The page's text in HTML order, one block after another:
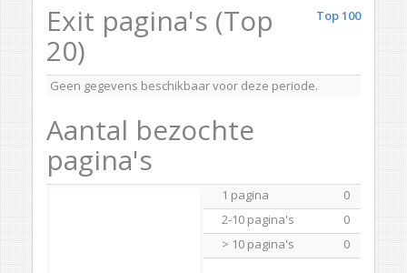
Top 100
Exit pagina's (Top
20)
Geen gegevens beschikbaar voor deze periode.
Aantal bezochte
pagina's
1 pagina
0
2-10 pagina's
0
> 10 pagina's
0